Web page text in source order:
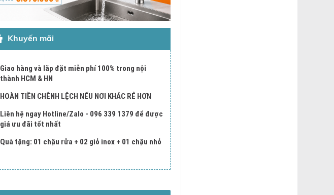
Khuyến mãi
Giao hàng và lắp đặt miễn phí 100% trong nội
thành HCM & HN
HOÀN TIỀN CHÊNH LỆCH NẾU NƠI KHÁC RẺ HƠN
Liên hệ ngay Hotline/Zalo - 096 339 1379 để được
giá ưu đãi tốt nhất
Quà tặng: 01 chậu rửa + 02 giỏ inox + 01 chậu nhỏ